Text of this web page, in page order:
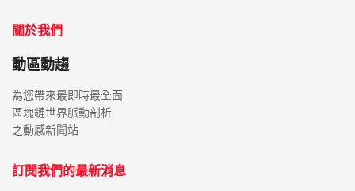
關於我們
動區動趨
為您帶來最即時最全面
區塊鏈世界脈動剖析
之動感新聞站
訂閱我們的最新消息